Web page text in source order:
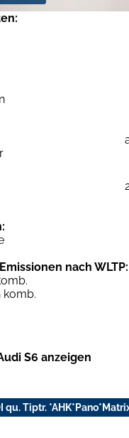
nach WLTP:
komb.
S6 anzeigen
qu. Tiptr.